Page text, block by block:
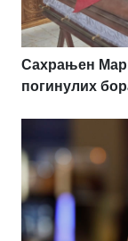
Сахрањен
погинулих